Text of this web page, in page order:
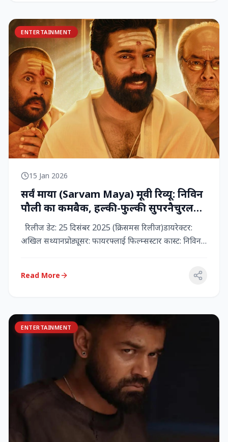
ENTERTAINMENT
15 Jan 2026
सर्वं माया (Sarvam Maya) मूवी रिव्यू: निविन
पौली का कमबैक, हल्की-फुल्की सुपरनैचुरल
कॉमेडी जो दिल को छू जाती है
रिलीज डेट: 25 दिसंबर 2025 (क्रिसमस रिलीज)डायरेक्टर:
अखिल सथ्यानप्रोड्यूसर: फायरफ्लाई फिल्म्सस्टार कास्ट: निविन
Read More
ENTERTAINMENT